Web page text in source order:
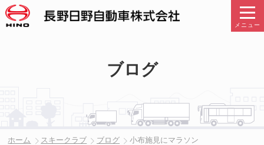
メニュー
ブログ
ホーム スキークラブ ブログ 小布施見にマラソン